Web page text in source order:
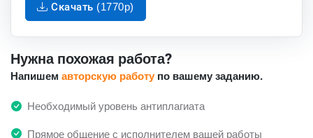
Скачать (1770p)
Нужна похожая работа?
Напишем авторскую работу по вашему заданию.
Необходимый уровень антиплагиата
Прямое общение с исполнителем вашей работы